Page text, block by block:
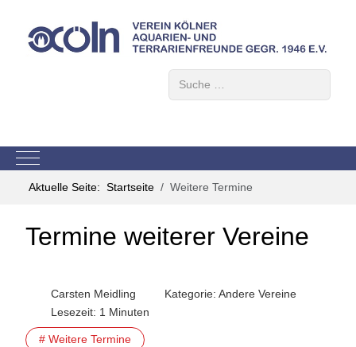
Mobile Menu Toggle
Aktuelle Seite: Startseite Weitere Termine
Termine weiterer Vereine
Carsten Meidling Kategorie: Andere Vereine
Lesezeit: 1 Minuten
# Weitere Termine